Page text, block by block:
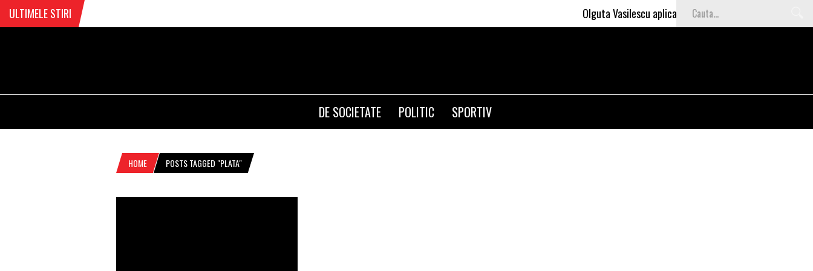
ULTIMELE STIRI Olguta Vasilescu aplica invataturile lui Nea Marin:
DE SOCIETATE POLITIC SPORTIV
HOME POSTS TAGGED "PLATA"